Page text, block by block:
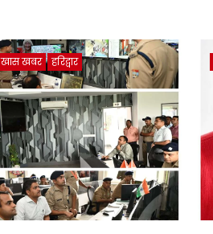
खास खबर हरिद्वार